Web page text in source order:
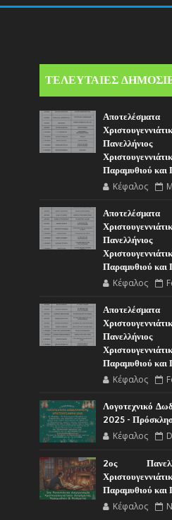
ΤΕΛΕΥΤΑΙΕΣ
Παραμυθιού και
Κέφαλος
Παραμυθιού και
Κέφαλος
Παραμυθιού και
Κέφαλος
Λογοτεχνικό
2025 -
Κέφαλος
2ος
Παραμυθιού και
Κέφαλος